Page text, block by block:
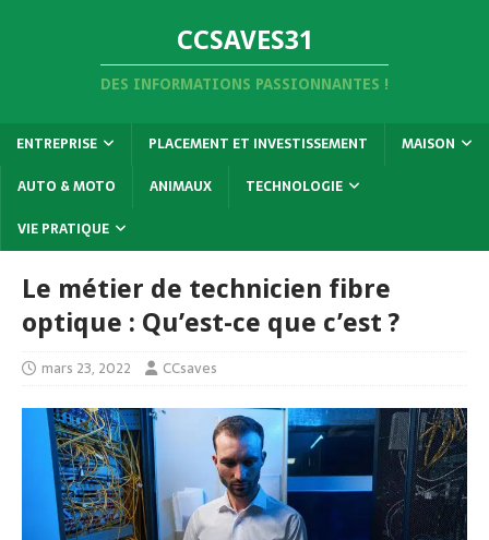
CCSAVES31
DES INFORMATIONS PASSIONNANTES !
ENTREPRISE PLACEMENT ET INVESTISSEMENT
MAISON
AUTO & MOTO
ANIMAUX
TECHNOLOGIE
VIE PRATIQUE
Le métier de technicien fibre
optique : Qu’est-ce que c’est ?
mars 23, 2022 CCsaves